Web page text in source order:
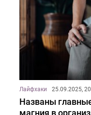
Лайфхаки 25.09.2025,
Названы
магния в